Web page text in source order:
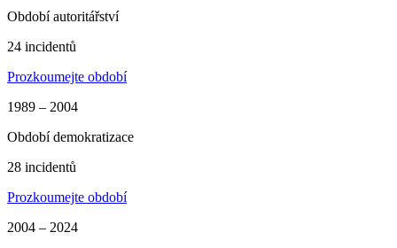
Období autoritářství
24 incidentů
Prozkoumejte období
1989 – 2004
Období demokratizace
28 incidentů
Prozkoumejte období
2004 – 2024